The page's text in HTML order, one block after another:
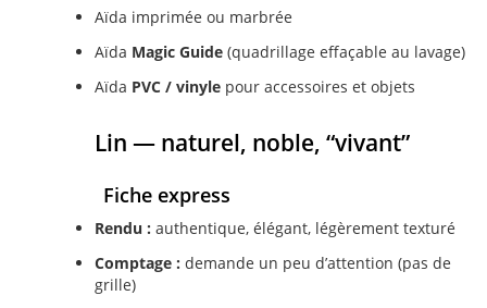
Aïda imprimée ou marbrée
Aïda Magic Guide (quadrillage effaçable au lavage)
Aïda PVC / vinyle pour accessoires et objets
Lin — naturel, noble, “vivant”
Fiche express
Rendu : authentique, élégant, légèrement texturé
Comptage : demande un peu d’attention (pas de
grille)